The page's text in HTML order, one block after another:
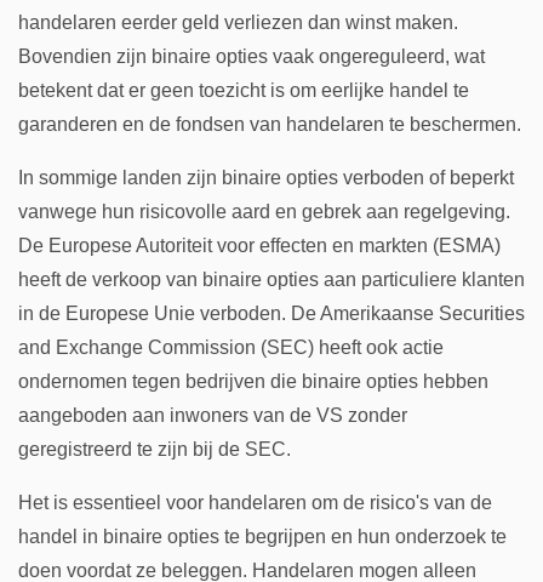
handelaren eerder geld verliezen dan winst maken.
Bovendien zijn binaire opties vaak ongereguleerd, wat
betekent dat er geen toezicht is om eerlijke handel te
garanderen en de fondsen van handelaren te beschermen.
In sommige landen zijn binaire opties verboden of beperkt
vanwege hun risicovolle aard en gebrek aan regelgeving.
De Europese Autoriteit voor effecten en markten (ESMA)
heeft de verkoop van binaire opties aan particuliere klanten
in de Europese Unie verboden. De Amerikaanse Securities
and Exchange Commission (SEC) heeft ook actie
ondernomen tegen bedrijven die binaire opties hebben
aangeboden aan inwoners van de VS zonder
geregistreerd te zijn bij de SEC.
Het is essentieel voor handelaren om de risico's van de
handel in binaire opties te begrijpen en hun onderzoek te
doen voordat ze beleggen. Handelaren mogen alleen